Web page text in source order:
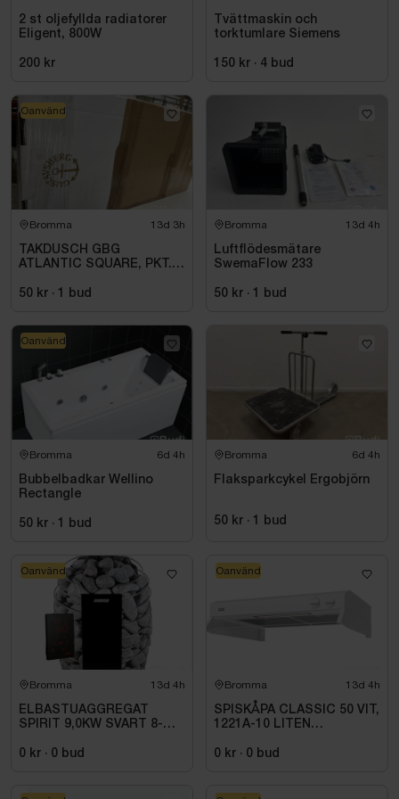
2 st oljefyllda radiatorer
Eligent, 800W
200 kr
Tvättmaskin och
torktumlare Siemens
150 kr · 4 bud
Bromma 13d 3h
TAKDUSCH GBG
ATLANTIC SQUARE, PKT.
KROM
50 kr · bud
Oanvänd
Bromma 13d 4h
Luftflödesmätare
SwemaFlow 233
50 kr · bud
Bromma 6d 4h
Bubbelbadkar Wellino
Rectangle
50 kr · bud
Oanvänd
Bromma 6d 4h
Flaksparkcykel Ergobjörn
50 kr · bud
Bromma 13d 4h
ELBASTUAGGREGAT
SPIRIT 9,0KW SVART 8-
INKL. XENIO WIFI
0 kr · 0 bud
Oanvänd
Bromma 13d 4h
SPISKÅPA CLASSIC 50 VIT,
1221A-10 LITEN
0 kr · 0 bud
Oanvänd